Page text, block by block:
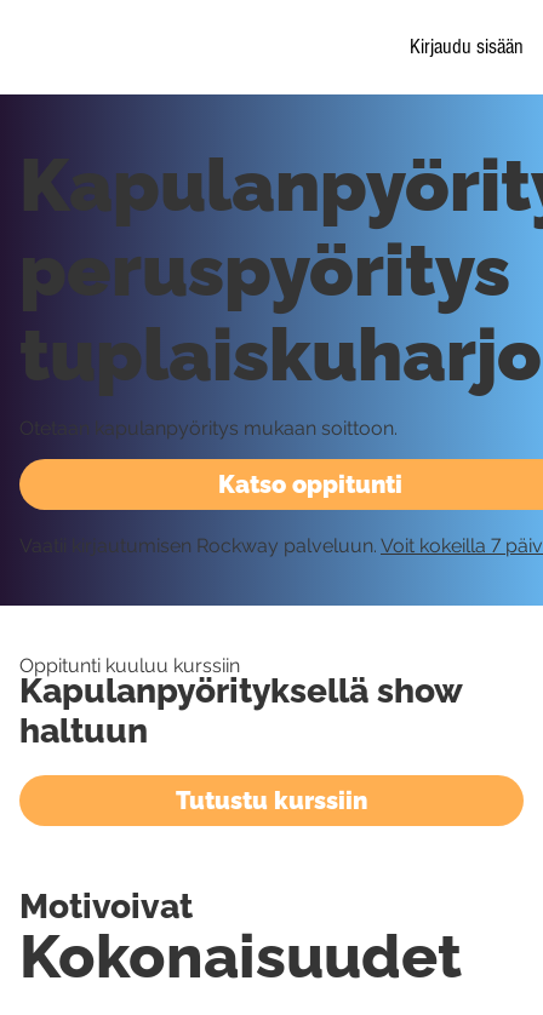
Kirjaudu sisään
Katso oppitunti
peruspyöritys
Otetaan kapulanpyöritys mukaan soittoon.
Vaatii kirjautumisen Rockway palveluun. Voit kokeilla 7
Oppitunti kuuluu kurssiin
Kapulanpyörityksellä show
haltuun
Tutustu kurssiin
Kokonaisuudet
Motivoivat